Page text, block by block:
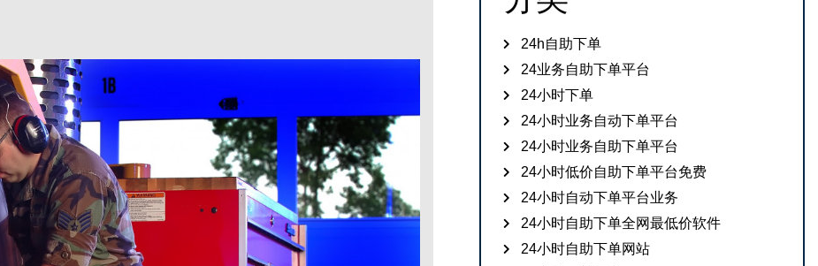
24h自助下单
24业务自助下单平台
24小时下单
24小时业务自动下单平台
24小时业务自助下单平台
24小时低价自助下单平台免费
24小时自动下单平台业务
24小时自助下单全网最低价软件
24小时自助下单网站